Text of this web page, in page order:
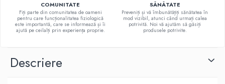
COMUNITATE
Fiți parte din comunitatea de oameni
pentru care funcționalitatea fiziologică
este importantă, care se informează și îi
ajută pe ceilalți prin experiența proprie.
SĂNĂTATE
Preveniți și vă îmbunătățiți sănătatea în
mod vizibil, atunci când urmați calea
potrivită. Noi vă ajutăm să găsiți
produsele potrivite.
Descriere